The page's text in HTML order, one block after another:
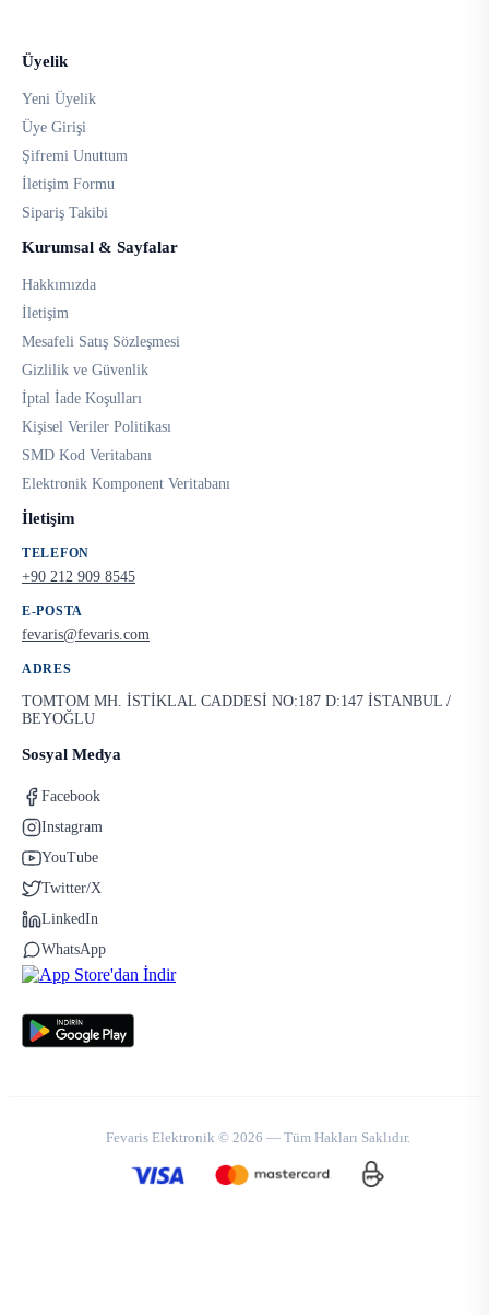
Üyelik
Yeni Üyelik
Üye Girişi
Şifremi Unuttum
İletişim Formu
Sipariş Takibi
Kurumsal & Sayfalar
Hakkımızda
İletişim
Mesafeli Satış Sözleşmesi
Gizlilik ve Güvenlik
İptal İade Koşulları
Kişisel Veriler Politikası
SMD Kod Veritabanı
Elektronik Komponent Veritabanı
İletişim
TELEFON
+90 212 909 8545
E-POSTA
fevaris@fevaris.com
ADRES
TOMTOM MH. İSTİKLAL CADDESİ NO:187 D:147 İSTANBUL /
BEYOĞLU
Sosyal Medya
Facebook
Instagram
YouTube
Twitter/X
LinkedIn
WhatsApp
Fevaris Elektronik © 2026 — Tüm Hakları Saklıdır.